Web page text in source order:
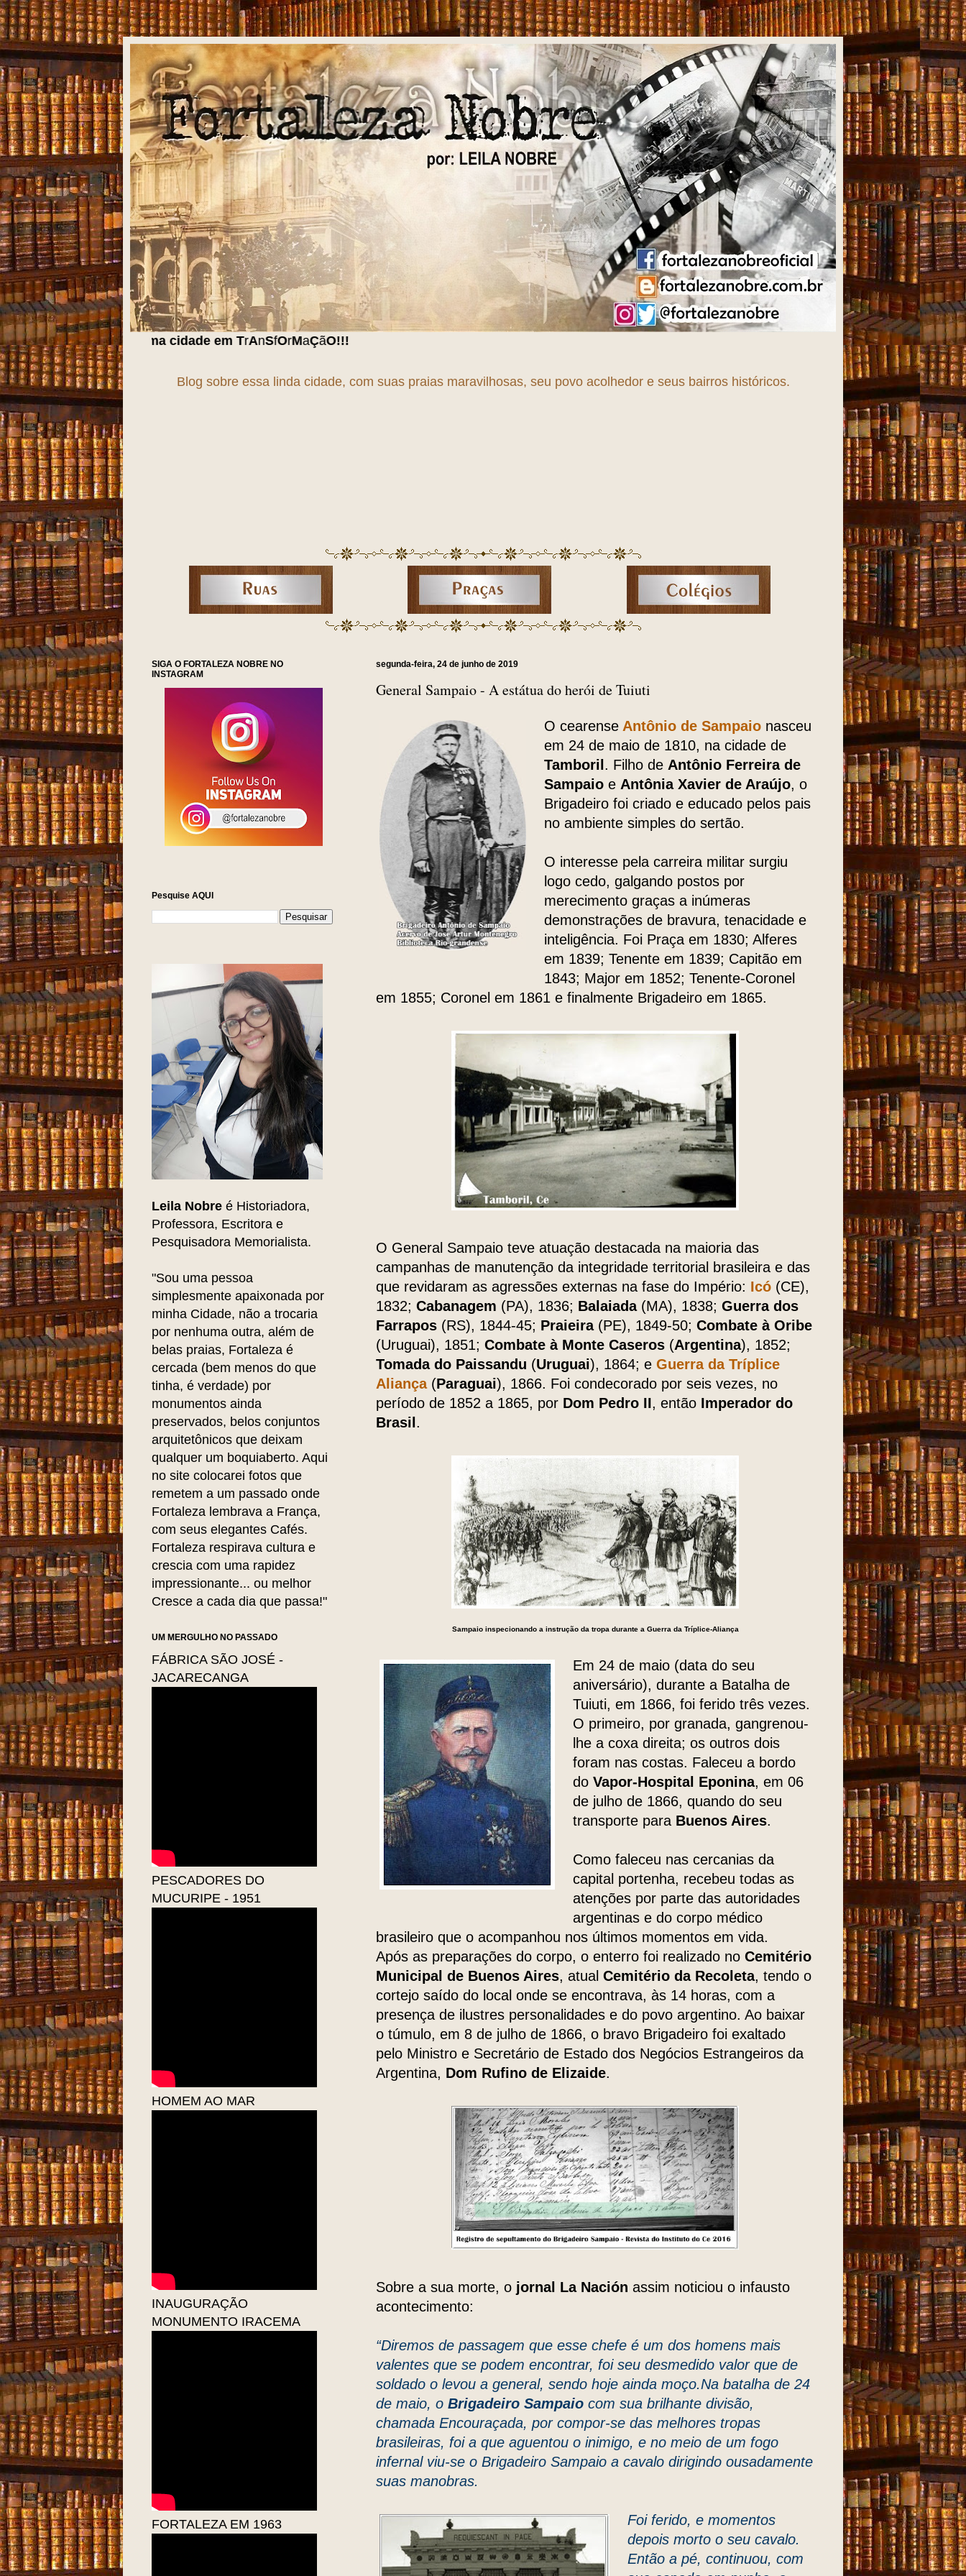
uma cidade emTr fOr MaÇãO !!!
Blog sobre essa linda cidade, com suas praias maravilhosas, seu povo acolhedor e seus bairros históricos.
segunda-feira, 24 de junho de 2019
General Sampaio - A estátua do herói de Tuiuti
O cearense Antônio de Sampaionasceu
em 24 de maio de 1810, na cidade de
Tamboril . Filho de Antônio Ferreira de
Sampaioe Antônia Xavier de Araújo, o
Brigadeiro foi criado e educado pelos pais
no ambiente simples do sertão.
O interesse pela carreira militar surgiu
logo cedo, galgando postos por
merecimento graças a inúmeras
demonstrações de bravura, tenacidade e
inteligência. Foi Praça em 1830; Alferes
em 1839; Tenente em 1839; Capitão em
1843; Major em 1852; Tenente-Coronel
em 1855; Coronel em 1861 e finalmente Brigadeiro em 1865.
O General Sampaio teve atuação destacada na maioria das
campanhas de manutenção da integridade territorial brasileira e das
que revidaram as agressões externas na fase do Império: Icó (CE),
1832; Cabanagem (PA), 1836; Balaiada(MA), 1838; Guerra dos
Farrapos (RS), 1844-45; Praieira (PE), 1849-50; Combate à Oribe
(Uruguai), 1851; Combate à Monte Caseros (Argentina), 1852;
Tomada do Paissandu (Uruguai), 1864; e Guerra da Tríplice
Aliança(Paraguai), 1866. Foi condecorado por seis vezes, no
período de 1852 a 1865, por Dom Pedro II, então Imperador do
Brasil .
Sampaio inspecionando a instrução da tropa durante a Guerra da Tríplice-Aliança
Em 24 de maio (data do seu
aniversário), durante a Batalha de
Tuiuti, em 1866, foi ferido três vezes.
O primeiro, por granada, gangrenou-
lhe a coxa direita; os outros dois
foram nas costas. Faleceu a bordo
do Vapor-Hospital Eponina, em 06
de julho de 1866, quando do seu
transporte paraBuenos Aires.
Como faleceu nas cercanias da
capital portenha, recebeu todas as
atenções por parte das autoridades
argentinas e do corpo médico
brasileiro que o acompanhou nos últimos momentos em vida.
Após as preparações do corpo, o enterro foi realizado no Cemitério
Municipal de Buenos Aires, atual Cemitério da Recoleta, tendo o
cortejo saído do local onde se encontrava, às 14 horas, com a
presença de ilustres personalidades e do povo argentino. Ao baixar
o túmulo, em 8 de julho de 1866, o bravo Brigadeiro foi exaltado
pelo Ministro e Secretário de Estado dos Negócios Estrangeiros da
Argentina, Dom Rufino de Elizaide.
Sobre a sua morte, o jornal La Nación assim noticiou o infausto
acontecimento:
“Diremos de passagem que esse chefe é um dos homens mais
valentes que se podem encontrar, foi seu desmedido valor que de
soldado o levou a general, sendo hoje ainda moço.Na batalha de 24
de maio, o Brigadeiro Sampaio com sua brilhante divisão,
chamada Encouraçada, por compor-se das melhores tropas
brasileiras, foi a que aguentou o inimigo, e no meio de um fogo
infernal viu-se o Brigadeiro Sampaio a cavalo dirigindo ousadamente
suas manobras.
Foi ferido, e momentos
depois morto o seu cavalo.
Então a pé, continuou, com
SIGA O FORTALEZA NOBRE NO
INSTAGRAM
Pesquise AQUI
Leila Nobre é Historiadora,
Professora, Escritora e
Pesquisadora Memorialista.
"Sou uma pessoa
simplesmente apaixonada por
minha Cidade, não a trocaria
por nenhuma outra, além de
belas praias, Fortaleza é
cercada (bem menos do que
tinha, é verdade) por
monumentos ainda
preservados, belos conjuntos
arquitetônicos que deixam
qualquer um boquiaberto. Aqui
no site colocarei fotos que
remetem a um passado onde
Fortaleza lembrava a França,
com seus elegantes Cafés.
Fortaleza respirava cultura e
crescia com uma rapidez
impressionante... ou melhor
Cresce a cada dia que passa!"
UM MERGULHO NO PASSADO
FÁBRICA SÃO JOSÉ -
JACARECANGA
PESCADORES DO
MUCURIPE - 1951
HOMEM AO MAR
INAUGURAÇÃO
MONUMENTO IRACEMA
FORTALEZA EM 1963